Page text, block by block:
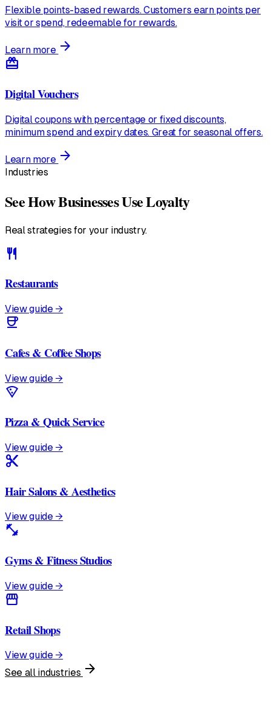
Flexible points-based rewards. Customers earn points per
visit or spend, redeemable for rewards.
Learn more arrow_forward
redeem
Digital Vouchers
Digital coupons with percentage or fixed discounts,
minimum spend and expiry dates. Great for seasonal offers.
Learn more arrow_forward
Industries
See How Businesses Use Loyalty
Real strategies for your industry.
restaurant
Restaurants
View guide →
coffee
Cafes & Coffee Shops
View guide →
local_pizza
Pizza & Quick Service
View guide →
content_cut
Hair Salons & Aesthetics
View guide →
fitness_center
Gyms & Fitness Studios
View guide →
storefront
Retail Shops
View guide →
See all industries arrow_forward